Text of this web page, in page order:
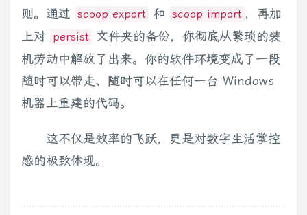
则。通过 scoop export 和 scoop import ，再加
上对 persist 文件夹的备份，你彻底从繁琐的装
机劳动中解放了出来。你的软件环境变成了一段
随时可以带走、随时可以在任何一台 Windows
机器上重建的代码。
这不仅是效率的飞跃，更是对数字生活掌控
感的极致体现。